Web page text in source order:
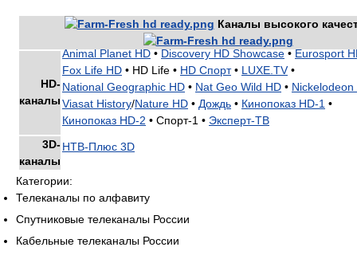
Каналы высокого
HD-
каналы
Animal Planet HD• Discovery HD Showcase• Eurosport
Fox Life HD • HD Life • HD Спорт• LUXE.TV•
National Geographic HD • Nat Geo Wild HD • Nickelodeon
Viasat History/Nature HD • Дождь • Кинопоказ HD-1 •
Кинопоказ HD-2 • Спорт-1 • Эксперт-ТВ
3D-
каналы
НТВ-Плюс 3D
Категории:
Телеканалы по алфавиту
Спутниковые телеканалы России
Кабельные телеканалы России